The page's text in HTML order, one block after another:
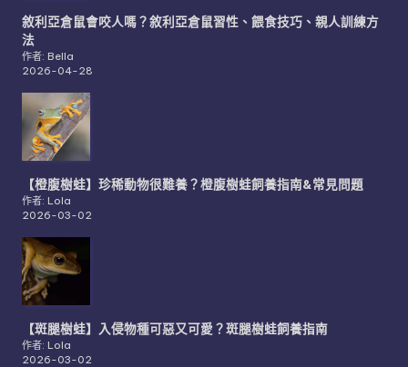
敘利亞倉鼠會咬人嗎？敘利亞倉鼠習性、餵食技巧、親人訓練方
法
作者: Bella
2026-04-28
【橙腹樹蛙】珍稀動物很難養？橙腹樹蛙飼養指南&常見問題
作者: Lola
2026-03-02
【斑腿樹蛙】入侵物種可惡又可愛？斑腿樹蛙飼養指南
作者: Lola
2026-03-02